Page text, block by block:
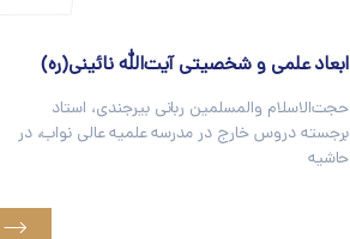
ابعاد علمی و شخصیتی آیت‌الله نائینی(ره)
حجت‌الاسلام والمسلمین ربانی بیرجندی، استاد
برجسته دروس خارج در مدرسه علمیه عالی نواب، در
حاشیه